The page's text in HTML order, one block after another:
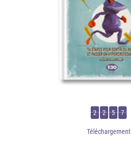
2 2 5 7
Téléchargement